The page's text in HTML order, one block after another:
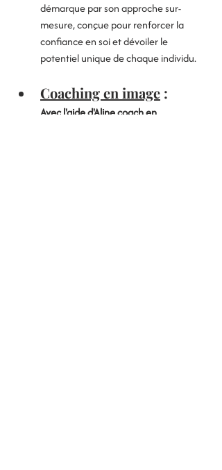
démarque par son approche sur-
mesure, conçue pour renforcer la
confiance en soi et dévoiler le
potentiel unique de chaque individu.
Coaching en image :
Avec l'aide d'Aline coach en